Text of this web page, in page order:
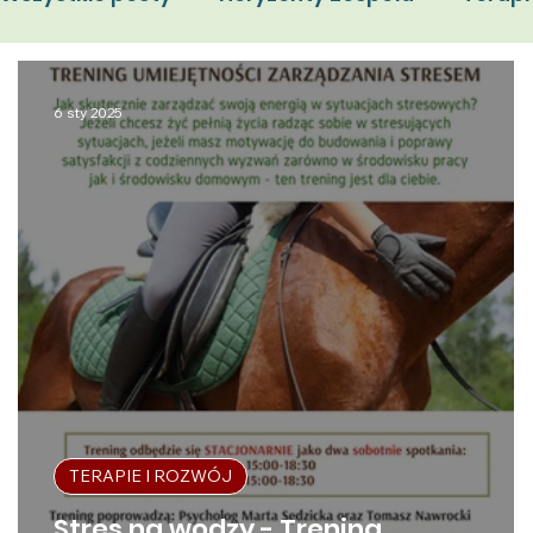
Sympozjum Kobiet Femigracja
TERAPIE I ROZWÓJ
6 sty 2025